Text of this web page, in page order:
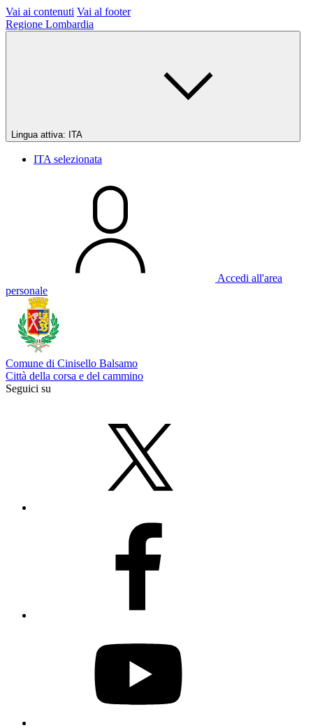
Vai ai contenuti Vai al footer
Regione Lombardia
Lingua attiva: ITA
ITA selezionata
Accedi all'area
personale
Comune di Cinisello Balsamo
Città della corsa e del cammino
Seguici su